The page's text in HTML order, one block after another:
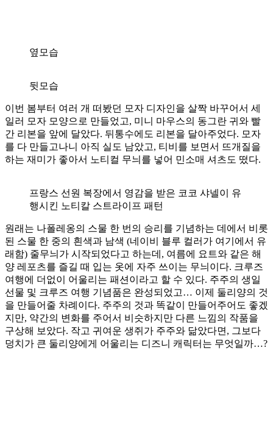
옆모습
뒷모습
이번 봄부터 여러 개 떠봤던 모자 디자인을 살짝 바꾸어서 세
일러 모자 모양으로 만들었고, 미니 마우스의 동그란 귀와 빨
간 리본을 앞에 달았다. 뒤통수에도 리본을 달아주었다. 모자
를 다 만들고나니 아직 실도 남았고, 티비를 보면서 뜨개질을
하는 재미가 좋아서 노티컬 무늬를 넣어 민소매 셔츠도 떴다.
프랑스 선원 복장에서 영감을 받은 코코 샤넬이 유
행시킨 노티칼 스트라이프 패턴
원래는 나폴레옹의 스물 한 번의 승리를 기념하는 데에서 비롯
된 스물 한 중의 흰색과 남색 (네이비 블루 컬러가 여기에서 유
래함) 줄무늬가 시작되었다고 하는데, 여름에 요트와 같은 해
양 레포츠를 즐길 때 입는 옷에 자주 쓰이는 무늬이다. 크루즈
여행에 더없이 어울리는 패션이라고 할 수 있다. 주주의 생일
선물 및 크루즈 여행 기념품은 완성되었고… 이제 둘리양의 것
을 만들어줄 차례이다. 주주의 것과 똑같이 만들어주어도 좋겠
지만, 약간의 변화를 주어서 비슷하지만 다른 느낌의 작품을
구상해 보았다. 작고 귀여운 생쥐가 주주와 닮았다면, 그보다
덩치가 큰 둘리양에게 어울리는 디즈니 캐릭터는 무엇일까…?